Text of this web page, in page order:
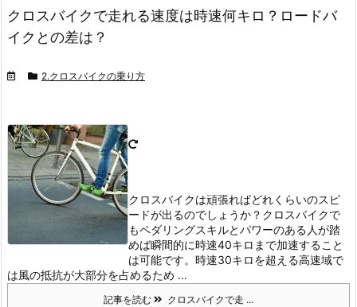
クロスバイクで走れる速度は時速何キロ？ロードバ
イクとの差は？
2.クロスバイクの乗り方
クロスバイクは頑張ればどれくらいのスピ
ードが出るのでしょうか？ クロスバイクで
もペダリングスキルとパワーのある人が踏
めば瞬間的に時速40キロまで加速すること
は可能です。 時速30キロを超える高速域で
は風の抵抗が大部分を占めるため ...
記事を読む クロスバイクで走 ...